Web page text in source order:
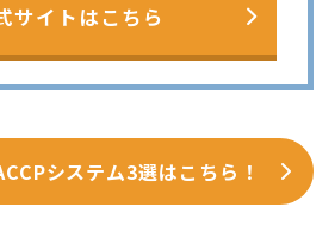
サイトはこちら
システム3選はこちら！